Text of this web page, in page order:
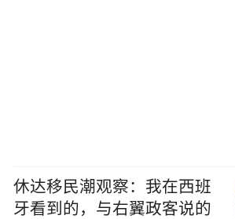
休达移民潮观察：我在西班
牙看到的，与右翼政客说的